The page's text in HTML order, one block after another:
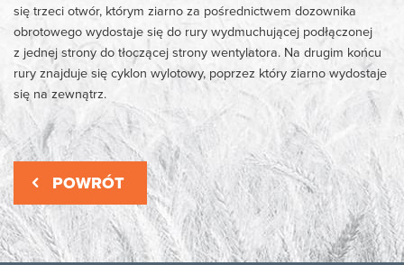
się trzeci otwór, którym ziarno za pośrednictwem dozownika
obrotowego wydostaje się do rury wydmuchującej podłączonej
z jednej strony do tłoczącej strony wentylatora. Na drugim końcu
rury znajduje się cyklon wylotowy, poprzez który ziarno wydostaje
się na zewnątrz.
POWRÓT